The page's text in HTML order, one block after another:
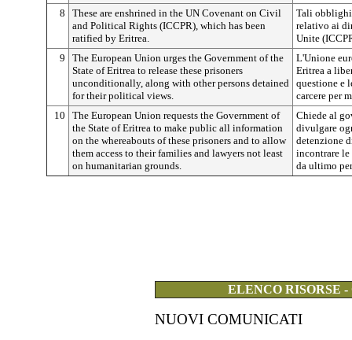
8
These are enshrined in the UN Covenant on Civil
and Political Rights (ICCPR), which has been
ratified by Eritrea.
Tali obblighi
relativo ai
Unite
9
The European Union urges the Government of the
State of Eritrea to release these prisoners
unconditionally, along with other persons detained
for their political views.
L'Unione
Eritrea a
questione e
carcere per
10
The European Union requests the Government of
the State of Eritrea to make public all information
on the whereabouts of these prisoners and to allow
them access to their families and lawyers not least
on humanitarian grounds.
Chiede al
divulgare
detenzione
incontrare
da ultimo
ELENCO RISORSE
NUOVI COMUNICATI